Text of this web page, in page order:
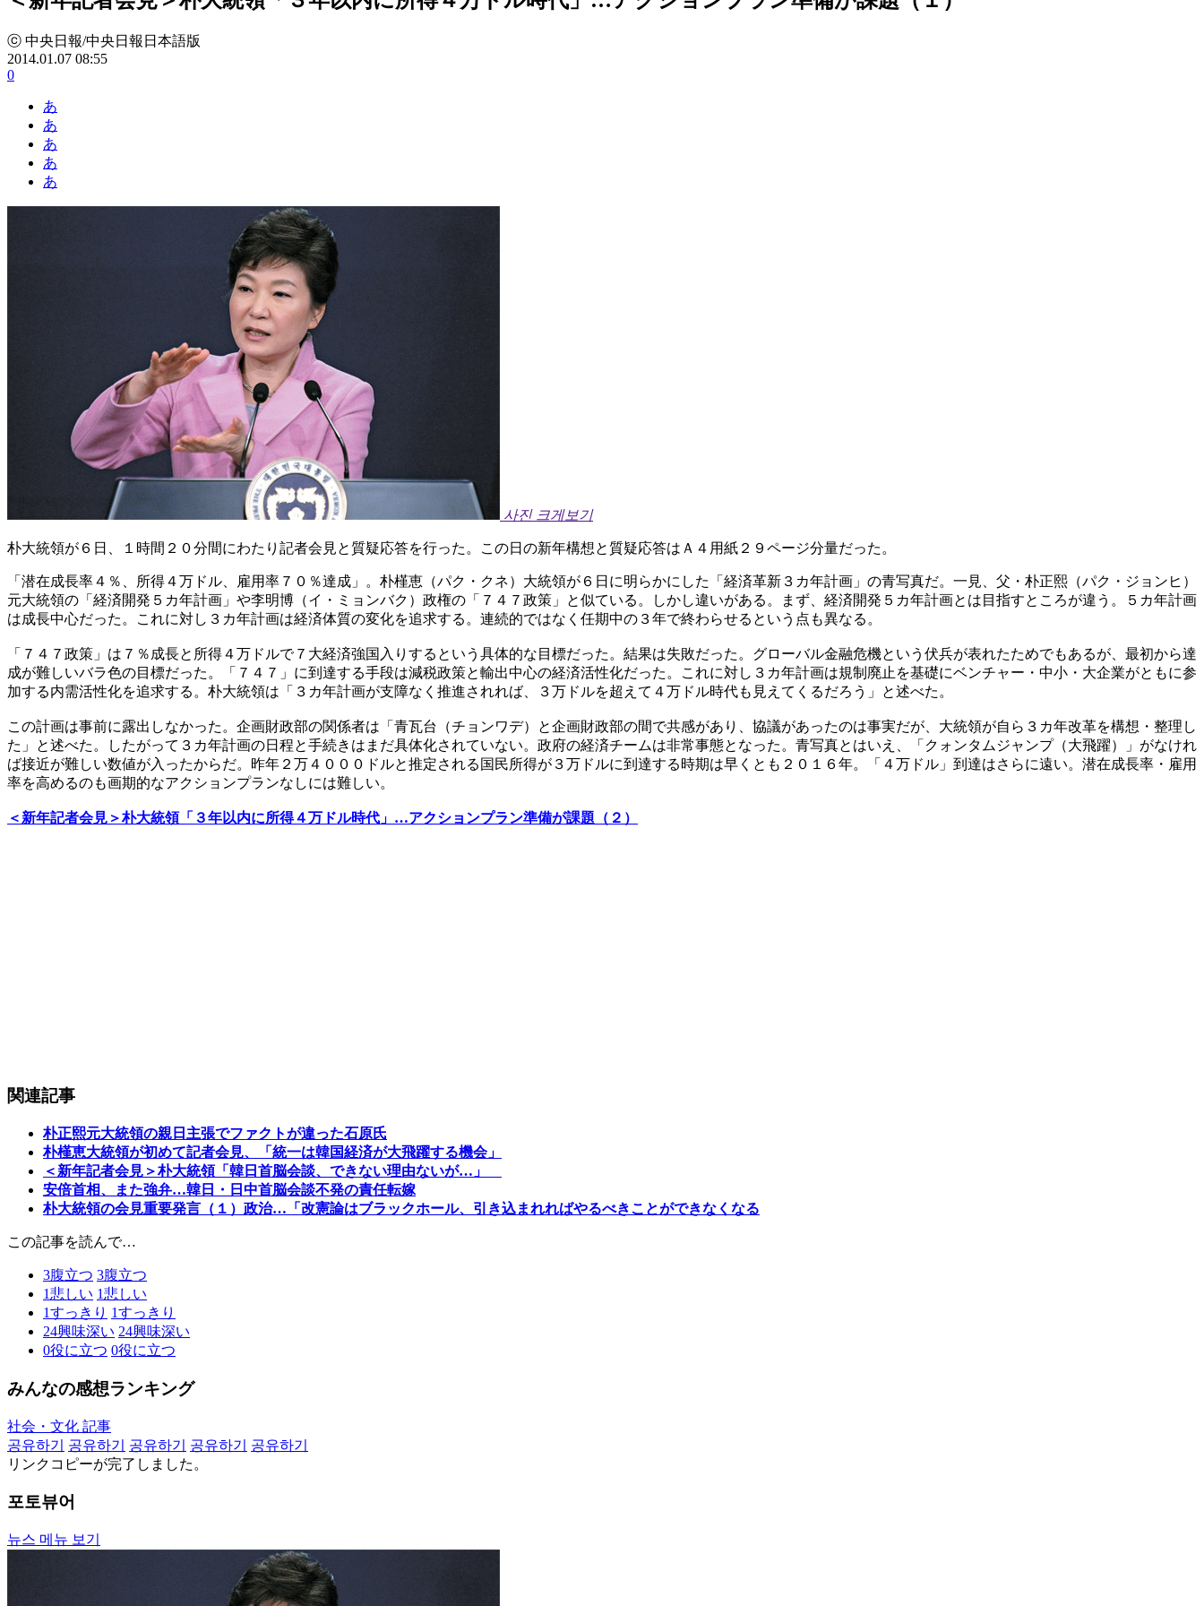
ⓒ 中央日報/中央日報日本語版
2014.01.07 08:55
0
あ
あ
あ
あ
あ
사진 크게보기
朴大統領が６日、１時間２０分間にわたり記者会見と質疑応答を行った。この日の新年構想と質疑応答はＡ４用紙２９ページ分量だった。
「潜在成長率４％、所得４万ドル、雇用率７０％達成」。朴槿恵（パク・クネ）大統領が６日に明らかにした「経済革新３カ年計画」の青写真だ。一見、父・朴正熙（パク・ジョンヒ）
元大統領の「経済開発５カ年計画」や李明博（イ・ミョンバク）政権の「７４７政策」と似ている。しかし違いがある。まず、経済開発５カ年計画とは目指すところが違う。５カ年計画
は成長中心だった。これに対し３カ年計画は経済体質の変化を追求する。連続的ではなく任期中の３年で終わらせるという点も異なる。
「７４７政策」は７％成長と所得４万ドルで７大経済強国入りするという具体的な目標だった。結果は失敗だった。グローバル金融危機という伏兵が表れたためでもあるが、最初から達
成が難しいバラ色の目標だった。「７４７」に到達する手段は減税政策と輸出中心の経済活性化だった。これに対し３カ年計画は規制廃止を基礎にベンチャー・中小・大企業がともに参
加する内需活性化を追求する。朴大統領は「３カ年計画が支障なく推進されれば、３万ドルを超えて４万ドル時代も見えてくるだろう」と述べた。
この計画は事前に露出しなかった。企画財政部の関係者は「青瓦台（チョンワデ）と企画財政部の間で共感があり、協議があったのは事実だが、大統領が自ら３カ年改革を構想・整理し
た」と述べた。したがって３カ年計画の日程と手続きはまだ具体化されていない。政府の経済チームは非常事態となった。青写真とはいえ、「クォンタムジャンプ（大飛躍）」がなけれ
ば接近が難しい数値が入ったからだ。昨年２万４０００ドルと推定される国民所得が３万ドルに到達する時期は早くとも２０１６年。「４万ドル」到達はさらに遠い。潜在成長率・雇用
率を高めるのも画期的なアクションプランなしには難しい。
＜新年記者会見＞朴大統領「３年以内に所得４万ドル時代」…アクションプラン準備が課題（２）
関連記事
朴正熙元大統領の親日主張でファクトが違った石原氏
朴槿恵大統領が初めて記者会見、「統一は韓国経済が大飛躍する機会」
＜新年記者会見＞朴大統領「韓日首脳会談、できない理由ないが…」
安倍首相、また強弁…韓日・日中首脳会談不発の責任転嫁
朴大統領の会見重要発言（１）政治…「改憲論はブラックホール、引き込まれればやるべきことができなくなる
この記事を読んで…
3腹立つ 3腹立つ
1悲しい 1悲しい
1すっきり 1すっきり
24興味深い 24興味深い
0役に立つ 0役に立つ
みんなの感想ランキング
社会・文化 記事
공유하기
공유하기 공유하기 공유하기
공유하기
リンクコピーが完了しました。
포토뷰어
뉴스 메뉴 보기